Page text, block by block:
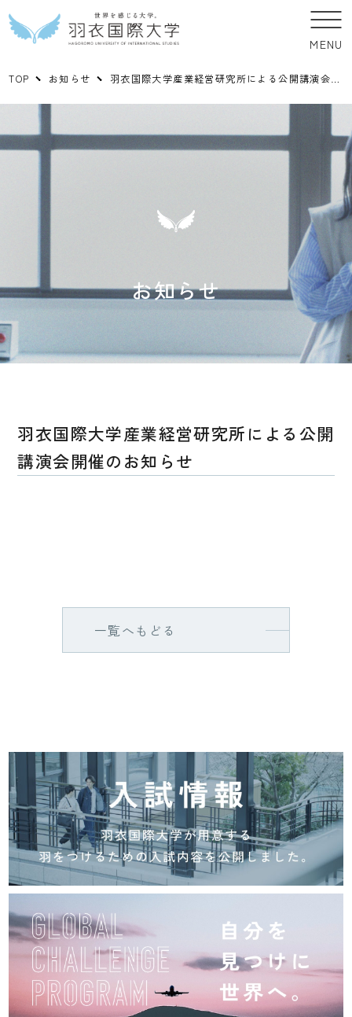
MENU
TOP お知らせ 羽衣国際大学産業経営研究所による公開講演会開催のお知らせ
お知らせ
羽衣国際大学産業経営研究所による公開
講演会開催のお知らせ
一覧へもどる